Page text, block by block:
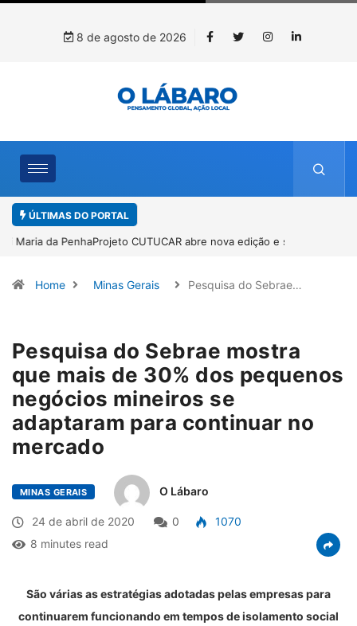
8 de agosto de 2026
ÚLTIMAS DO PORTAL
Projeto CUTUCAR abre nova edição e semeia o futuro por meio da
Home Minas Gerais Pesquisa do Sebrae…
Pesquisa do Sebrae mostra
que mais de 30% dos pequenos
negócios mineiros se
adaptaram para continuar no
mercado
MINAS GERAIS O Lábaro
24 de abril de 2020 0
1070
8 minutes read
São várias as estratégias adotadas pelas empresas para
continuarem funcionando em tempos de isolamento social